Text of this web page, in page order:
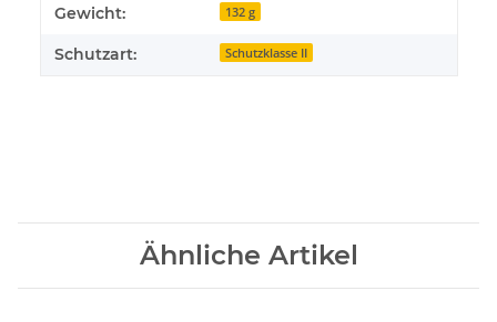
Gewicht: 132 g
Schutzart: Schutzklasse II
Ähnliche Artikel